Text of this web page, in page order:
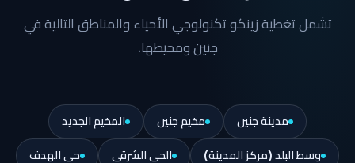
تشمل تغطية زينكو تكنولوجي الأحياء والمناطق التالية في
جنين ومحيطها.
مدينة جنين مخيم جنين المخيم الجديد
وسط البلد (مركز المدينة) الحي الشرقي حي الهدف